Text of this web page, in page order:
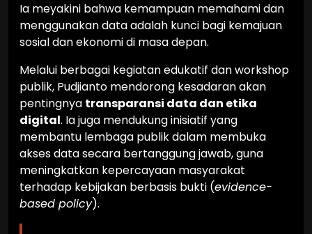
Ia meyakini bahwa kemampuan memahami dan
menggunakan data adalah kunci bagi kemajuan
sosial dan ekonomi di masa depan.
Melalui berbagai kegiatan edukatif dan workshop
publik, Pudjianto mendorong kesadaran akan
pentingnya transparansi data dan etika
digital. Ia juga mendukung inisiatif yang
membantu lembaga publik dalam membuka
akses data secara bertanggung jawab, guna
meningkatkan kepercayaan masyarakat
terhadap kebijakan berbasis bukti (evidence-
based policy).